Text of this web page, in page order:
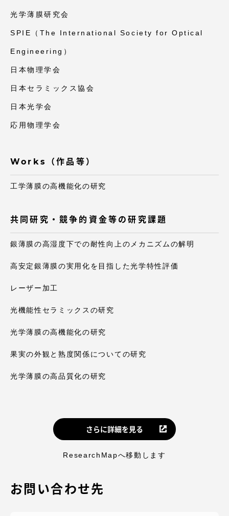
光学薄膜研究会
SPIE（The International Society for Optical
Engineering）
日本物理学会
日本セラミックス協会
日本光学会
応用物理学会
Works（作品等）
工学薄膜の高機能化の研究
共同研究・競争的資金等の研究課題
銀薄膜の高湿度下での耐性向上のメカニズムの解明
高安定銀薄膜の実用化を目指した光学特性評価
レーザー加工
光機能性セラミックスの研究
光学薄膜の高機能化の研究
果実の外観と熟度関係についての研究
光学薄膜の高品質化の研究
さらに詳細を見る
ResearchMapへ移動します
お問い合わせ先